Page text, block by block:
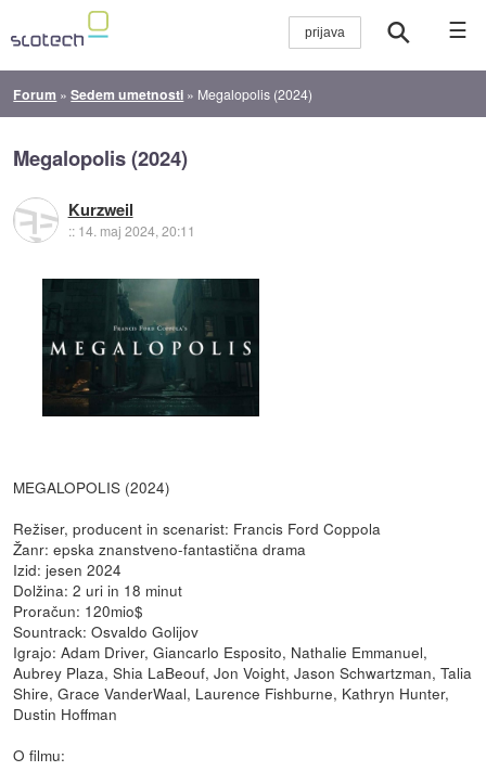
☰
Forum »Sedem umetnosti » Megalopolis (2024)
Megalopolis (2024)
Kurzweil
:: 14. maj 2024, 20:11
MEGALOPOLIS (2024)
Režiser, producent in scenarist: Francis Ford Coppola
Žanr: epska znanstveno-fantastična drama
Izid: jesen 2024
Dolžina: 2 uri in 18 minut
Proračun: 120mio$
Sountrack: Osvaldo Golijov
Igrajo: Adam Driver, Giancarlo Esposito, Nathalie Emmanuel,
Aubrey Plaza, Shia LaBeouf, Jon Voight, Jason Schwartzman, Talia
Shire, Grace VanderWaal, Laurence Fishburne, Kathryn Hunter,
Dustin Hoffman
O filmu: